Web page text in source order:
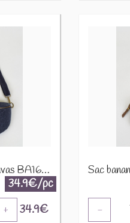
Sac banane toile canvas BA166 Marine
34.9€/pc
+ 34.9€ -